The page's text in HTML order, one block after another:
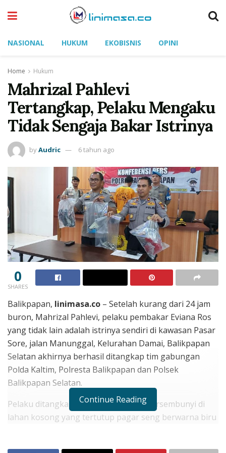
NASIONAL HUKUM EKOBISNIS OPINI
Home Hukum
Mahrizal Pahlevi
Tertangkap, Pelaku Mengaku
Tidak Sengaja Bakar Istrinya
byAudric 6 tahun ago
0
SHARES
Balikpapan, linimasa.co – Setelah kurang dari 24 jam
buron, Mahrizal Pahlevi, pelaku pembakar Eviana Ros
yang tidak lain adalah istrinya sendiri di kawasan Pasar
Sore, jalan Manunggal, Kelurahan Damai, Balikpapan
Selatan akhirnya berhasil ditangkap tim gabungan
Polda Kaltim, Polresta Balikpapan dan Polsek
Balikpapan Selatan.
Pelaku ditangkap setelah kabur dan bersembunyi di
lahan kosong yang tertutup pagar seng berwarna biru
Continue Reading